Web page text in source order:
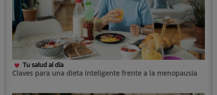
Tu salud al día
Claves para una dieta inteligente frente a la menopausia